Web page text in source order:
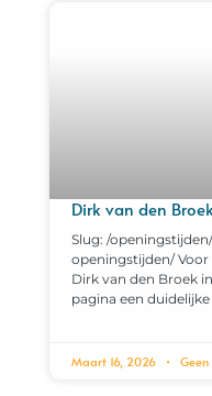
Dirk van den
Slug: /
openingstijden/
Dirk van den Broek
pagina een
Maart 16, 2026